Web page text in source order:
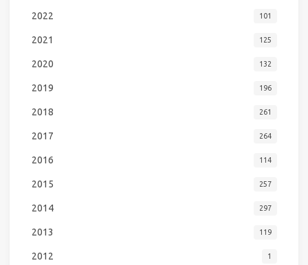
2022 101
2021 125
2020 132
2019 196
2018 261
2017 264
2016 114
2015 257
2014 297
2013 119
2012 1